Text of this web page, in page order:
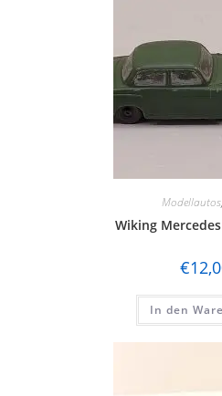
Modellautos,
Wiking
€
In den